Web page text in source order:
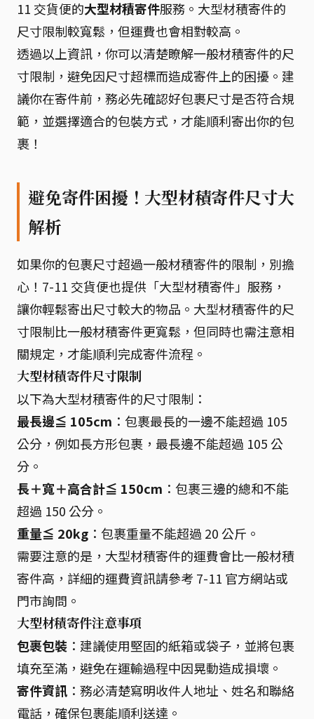
11 交貨便的大型材積寄件服務。大型材積寄件的
尺寸限制較寬鬆，但運費也會相對較高。
透過以上資訊，你可以清楚瞭解一般材積寄件的尺
寸限制，避免因尺寸超標而造成寄件上的困擾。建
議你在寄件前，務必先確認好包裹尺寸是否符合規
範，並選擇適合的包裝方式，才能順利寄出你的包
裹！
避免寄件困擾！大型材積寄件尺寸大
解析
如果你的包裹尺寸超過一般材積寄件的限制，別擔
心！7-11 交貨便也提供「大型材積寄件」服務，
讓你輕鬆寄出尺寸較大的物品。大型材積寄件的尺
寸限制比一般材積寄件更寬鬆，但同時也需注意相
關規定，才能順利完成寄件流程。
大型材積寄件尺寸限制
以下為大型材積寄件的尺寸限制：
最長邊≦ 105cm ：包裹最長的一邊不能超過 105
公分，例如長方形包裹，最長邊不能超過 105 公
分。
長＋寬＋高合計≦ 150cm ：包裹三邊的總和不能
超過 150 公分。
重量≦ 20kg ：包裹重量不能超過 20 公斤。
需要注意的是，大型材積寄件的運費會比一般材積
寄件高，詳細的運費資訊請參考 7-11 官方網站或
門市詢問。
大型材積寄件注意事項
包裹包裝 ：建議使用堅固的紙箱或袋子，並將包裹
填充至滿，避免在運輸過程中因晃動造成損壞。
寄件資訊 ：務必清楚寫明收件人地址、姓名和聯絡
電話，確保包裹能順利送達。